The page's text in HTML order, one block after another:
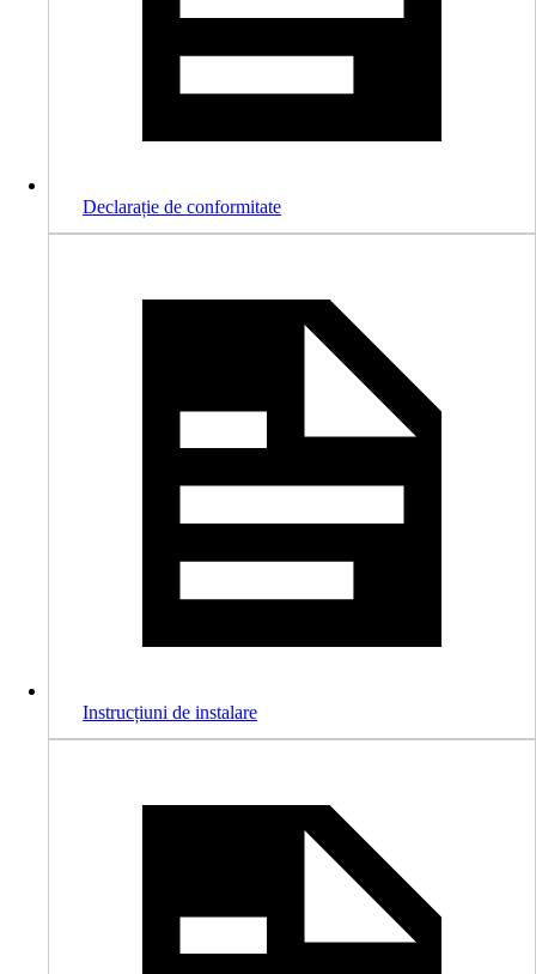
Declarație de conformitate
Instrucțiuni de instalare